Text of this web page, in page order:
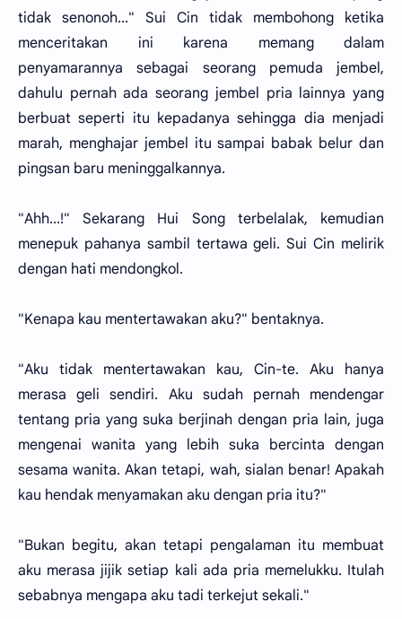
tidak senonoh..." Sui Cin tidak membohong ketika
menceritakan ini karena memang dalam
penyamarannya sebagai seorang pemuda jembel,
dahulu pernah ada seorang jembel pria lainnya yang
berbuat seperti itu kepadanya sehingga dia menjadi
marah, menghajar jembel itu sampai babak belur dan
pingsan baru meninggalkannya.
"Ahh...!" Sekarang Hui Song terbelalak, kemudian
menepuk pahanya sambil tertawa geli. Sui Cin melirik
dengan hati mendongkol.
"Kenapa kau mentertawakan aku?" bentaknya.
"Aku tidak mentertawakan kau, Cin-te. Aku hanya
merasa geli sendiri. Aku sudah pernah mendengar
tentang pria yang suka berjinah dengan pria lain, juga
mengenai wanita yang lebih suka bercinta dengan
sesama wanita. Akan tetapi, wah, sialan benar! Apakah
kau hendak menyamakan aku dengan pria itu?"
"Bukan begitu, akan tetapi pengalaman itu membuat
aku merasa jijik setiap kali ada pria memelukku. Itulah
sebabnya mengapa aku tadi terkejut sekali."